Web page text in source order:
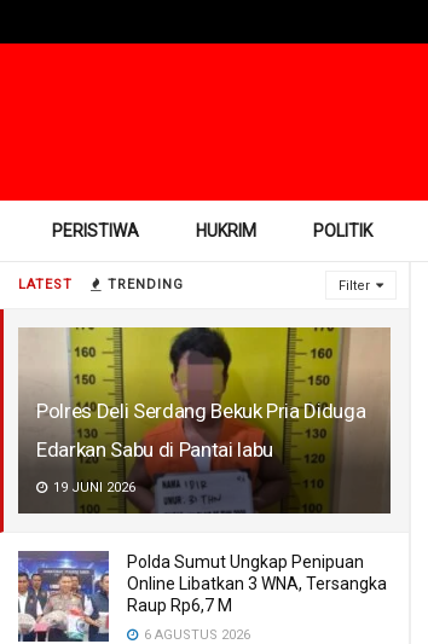
LATEST TRENDING Filter
Polres Deli Serdang Bekuk Pria Diduga
Edarkan Sabu di Pantai labu
19 JUNI 2026
Polda Sumut Ungkap Penipuan
Online Libatkan 3 WNA, Tersangka
Raup Rp6,7 M
6 AGUSTUS 2026
PERISTIWA HUKRIM POLITIK